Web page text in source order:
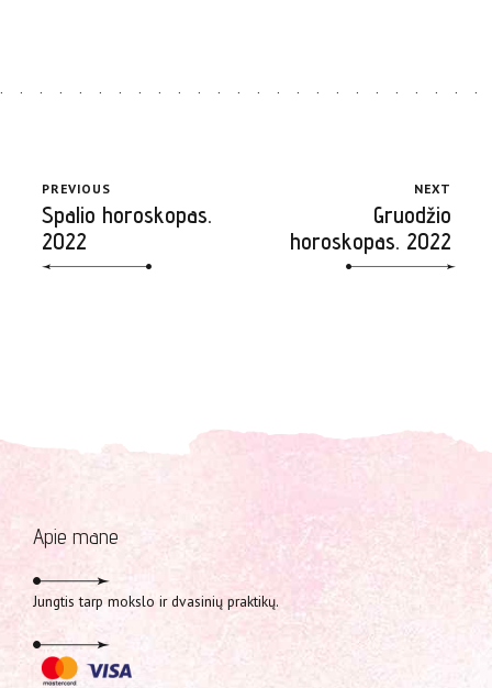
PREVIOUS
Spalio horoskopas.
2022
NEXT
Gruodžio
horoskopas. 2022
Apie mane
Jungtis tarp mokslo ir dvasinių praktikų.